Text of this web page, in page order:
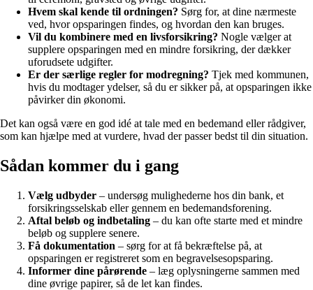
Hvem skal kende til ordningen? Sørg for, at dine nærmeste
ved, hvor opsparingen findes, og hvordan den kan bruges.
Vil du kombinere med en livsforsikring? Nogle vælger at
supplere opsparingen med en mindre forsikring, der dækker
uforudsete udgifter.
Er der særlige regler for modregning? Tjek med kommunen,
hvis du modtager ydelser, så du er sikker på, at opsparingen ikke
påvirker din økonomi.
Det kan også være en god idé at tale med en bedemand eller rådgiver,
som kan hjælpe med at vurdere, hvad der passer bedst til din situation.
Sådan kommer du i gang
Vælg udbyder – undersøg mulighederne hos din bank, et
forsikringsselskab eller gennem en bedemandsforening.
Aftal beløb og indbetaling – du kan ofte starte med et mindre
beløb og supplere senere.
Få dokumentation – sørg for at få bekræftelse på, at
opsparingen er registreret som en begravelsesopsparing.
Informer dine pårørende – læg oplysningerne sammen med
dine øvrige papirer, så de let kan findes.